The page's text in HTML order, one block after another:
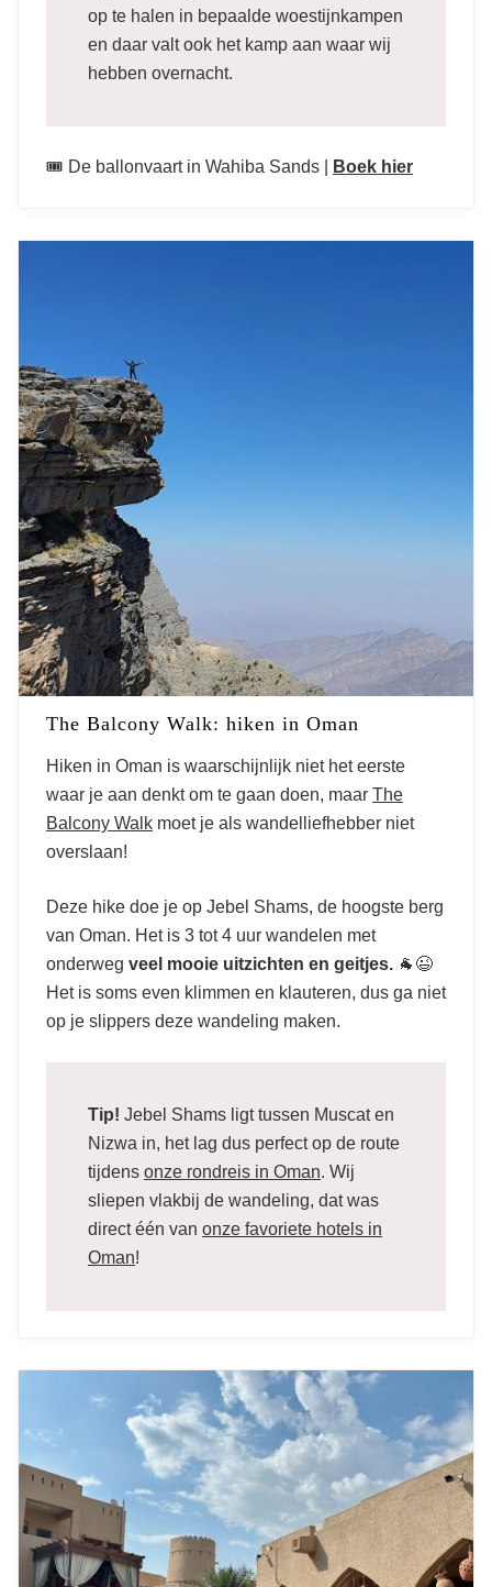
op te halen in bepaalde woestijnkampen
en daar valt ook het kamp aan waar wij
hebben overnacht.
🎟️ De ballonvaart in Wahiba Sands | Boek hier
The Balcony Walk: hiken in Oman
Hiken in Oman is waarschijnlijk niet het eerste
waar je aan denkt om te gaan doen, maar The
Balcony Walk moet je als wandelliefhebber niet
overslaan!
Deze hike doe je op Jebel Shams, de hoogste berg
van Oman. Het is 3 tot 4 uur wandelen met
onderweg veel mooie uitzichten en geitjes. 🐐😉
Het is soms even klimmen en klauteren, dus ga niet
op je slippers deze wandeling maken.
Tip! Jebel Shams ligt tussen Muscat en
Nizwa in, het lag dus perfect op de route
tijdens onze rondreis in Oman. Wij
sliepen vlakbij de wandeling, dat was
direct één van onze favoriete hotels in
Oman!